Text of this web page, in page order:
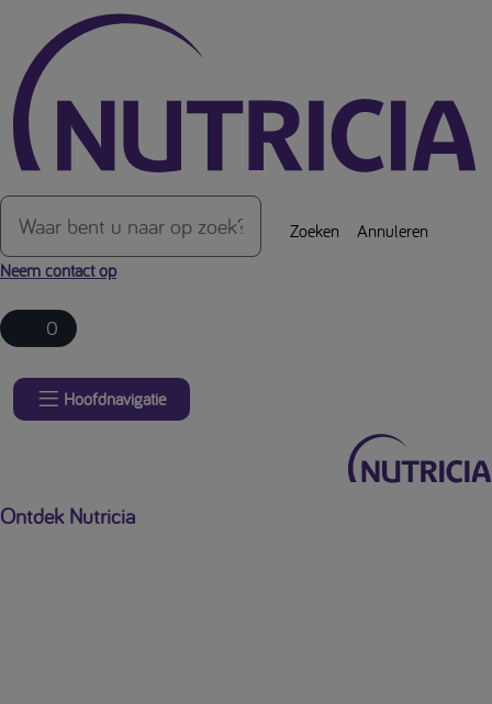
Over de inhoud van de pagina
Zoeken
Annuleren
Neem contact op
0
Hoofdnavigatie
Ontdek Nutricia